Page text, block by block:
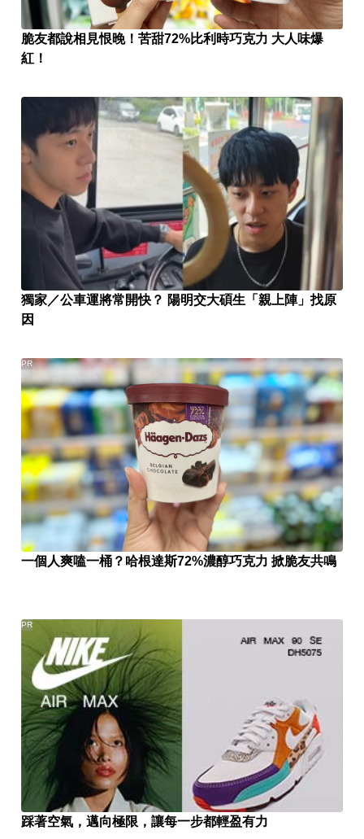
脆友都說相見恨晚！苦甜72%比利時巧克力 大人味爆
紅！
獨家／公車運將常開快？ 陽明交大碩生「親上陣」找原
因
一個人爽嗑一桶？哈根達斯72%濃醇巧克力 掀脆友共鳴
PR
踩著空氣，邁向極限，讓每一步都輕盈有力
PR